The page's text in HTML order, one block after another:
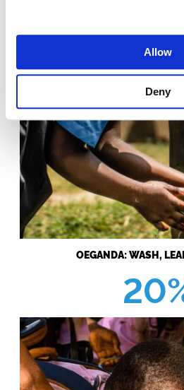
Allow
Deny
OEGANDA: WASH,